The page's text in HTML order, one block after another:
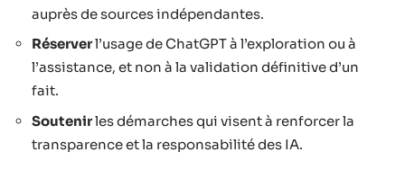
auprès de sources indépendantes.
Réserverl’usage de ChatGPT à l’exploration ou à
l’assistance, et non à la validation définitive d’un
fait.
Soutenirles démarches qui visent à renforcer la
transparence et la responsabilité des IA.